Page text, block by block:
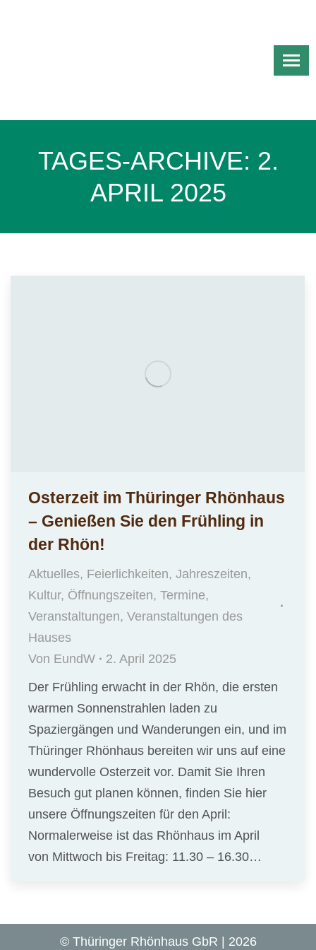
TAGES-ARCHIVE: 2.
APRIL 2025
Osterzeit im Thüringer Rhönhaus
– Genießen Sie den Frühling in
der Rhön!
Aktuelles, Feierlichkeiten, Jahreszeiten,
Kultur, Öffnungszeiten, Termine,
Veranstaltungen, Veranstaltungen des
Hauses
Von EundW
2. April 2025
Der Frühling erwacht in der Rhön, die ersten
warmen Sonnenstrahlen laden zu
Spaziergängen und Wanderungen ein, und im
Thüringer Rhönhaus bereiten wir uns auf eine
wundervolle Osterzeit vor. Damit Sie Ihren
Besuch gut planen können, finden Sie hier
unsere Öffnungszeiten für den April:
Normalerweise ist das Rhönhaus im April
von Mittwoch bis Freitag: 11.30 – 16.30…
© Thüringer Rhönhaus GbR | 2026